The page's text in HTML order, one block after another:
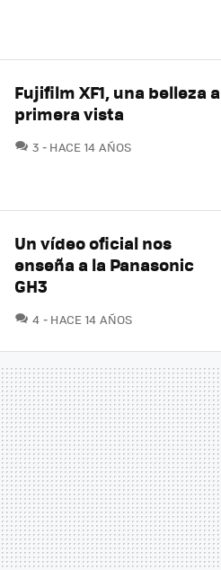
Fujifilm XF1, una belleza a
primera vista
3 COMENTARIOS
HACE 14 AÑOS
Un vídeo oficial nos
enseña a la Panasonic
GH3
4 COMENTARIOS
HACE 14 AÑOS